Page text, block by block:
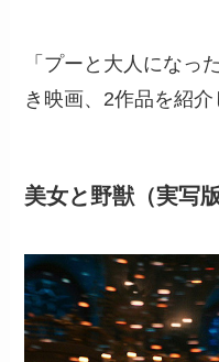
「プーと大人になっ
き映画、2作品を紹介
美女と野獣（実写版